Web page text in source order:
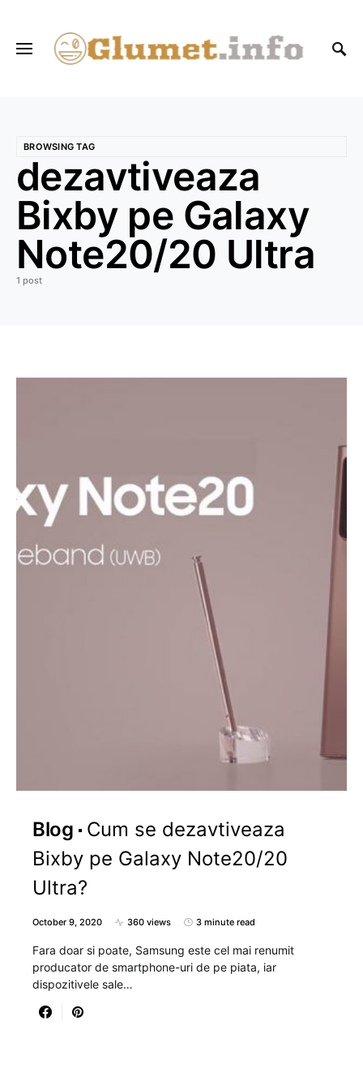
BROWSING TAG
dezavtiveaza
Bixby pe Galaxy
Note20/20 Ultra
1 post
Blog
Cum se dezavtiveaza
Bixby pe Galaxy Note20/20
Ultra?
October 9, 2020 360 views 3 minute read
Fara doar si poate, Samsung este cel mai renumit
producator de smartphone-uri de pe piata, iar
dispozitivele sale…